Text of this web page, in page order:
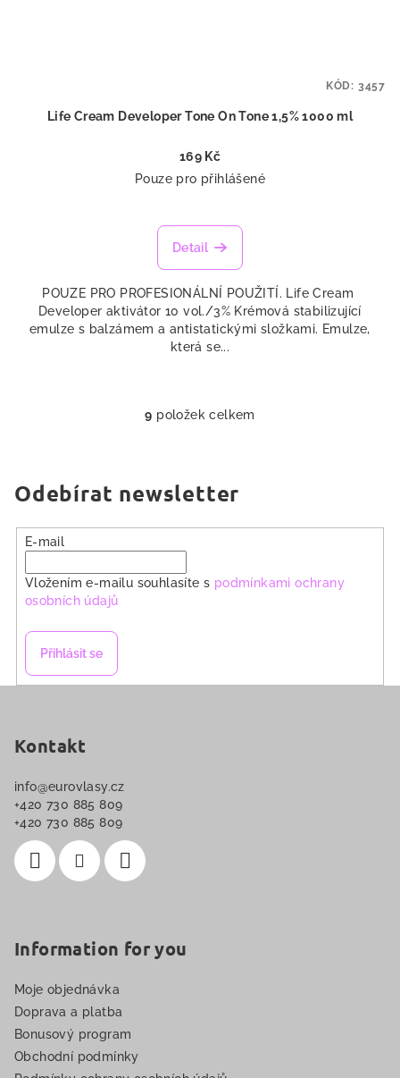
Life Cream Developer Tone On Tone 1,5% 1000 ml
169 Kč
Pouze pro přihlášené
Detail
POUZE PRO PROFESIONÁLNÍ POUŽITÍ. Life Cream
Developer aktivátor 10 vol./3% Krémová stabilizující
emulze s balzámem a antistatickými složkami. Emulze,
která se...
KÓD: 3457
O
á
d
a
p
v
9 položek celkem
Odebírat newsletter
E-mail
Vložením e-mailu souhlasíte s podmínkami ochrany
osobních údajů
Přihlásit se
Kontakt
info@eurovlasy.cz
+420 730 885 809
+420 730 885 809
Information for you
Moje objednávka
Doprava a platba
Bonusový program
Obchodní podmínky